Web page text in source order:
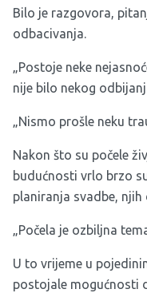
Bilo je razgovora,
odbacivanja.
„Postoje neke
nije bilo nekog
„Nismo prošle neku
Nakon što su počele
budućnosti vrlo brzo
planiranja svadbe,
„Počela je ozbiljna
U to vrijeme u
postojale mogućnosti